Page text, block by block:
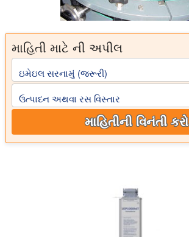
માહિતી માટે ની અપીલ
ઇમેઇલ સરનામું (જરૂરી)
ઉત્પાદન અથવા રસ વિસ્તાર
માહિતીની વિનંતી કરો